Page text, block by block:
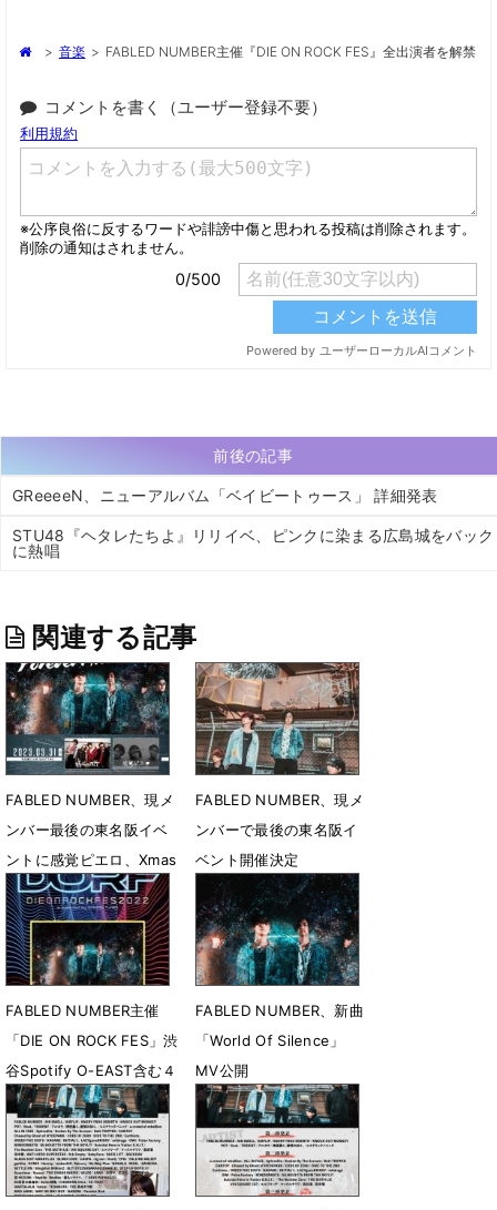
> 音楽 > FABLED NUMBER主催『DIE ON ROCK FES』全出演者を解禁
コメントを書く（ユーザー登録不要）
前後の記事
GReeeeN、ニューアルバム「ベイビートゥース」 詳細発表
STU48『ヘタレたちよ』リリイベ、ピンクに染まる広島城をバック
に熱唱
関連する記事
FABLED NUMBER、現メ
ンバー最後の東名阪イベ
ントに感覚ピエロ、Xmas
Eileenが出演
3月5日 21時23分
FABLED NUMBER、現メ
ンバーで最後の東名阪イ
ベント開催決定
1月30日 12時00分
FABLED NUMBER主催
「DIE ON ROCK FES」渋
谷Spotify O-EAST含む４
会場５ステージで開催決
定
3月23日 18時00分
FABLED NUMBER、新曲
「World Of Silence」
MV公開
11月21日 23時15分